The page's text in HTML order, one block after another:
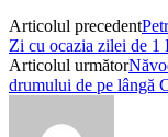
Articolul precedent
Zi cu ocazia zilei de 1
Articolul următor
drumului de pe lângă